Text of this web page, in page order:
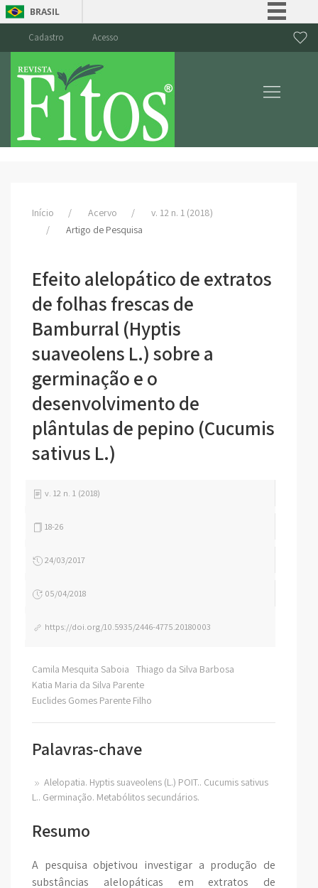
BRASIL
Canais
Cadastro Acesso
Início Acervo
v. 12 n. 1 (2018)
Artigo de Pesquisa
Efeito alelopático de extratos
de folhas frescas de
Bamburral (Hyptis
suaveolens L.) sobre a
germinação e o
desenvolvimento de
plântulas de pepino (Cucumis
sativus L.)
v. 12 n. 1 (2018)
18-26
24/03/2017
05/04/2018
https://doi.org/10.5935/2446-4775.20180003
Camila Mesquita Saboia
Thiago da Silva Barbosa
Katia Maria da Silva Parente
Euclides Gomes Parente Filho
Palavras-chave
Alelopatia. Hyptis suaveolens (L.) POIT.. Cucumis sativus
L.. Germinação. Metabólitos secundários.
Resumo
A pesquisa objetivou investigar a produção de
substâncias alelopáticas em extratos de